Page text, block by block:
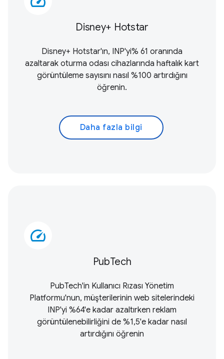
Disney+ Hotstar
Disney+ Hotstar'ın, INP'yi% 61 oranında
azaltarak oturma odası cihazlarında haftalık kart
görüntüleme sayısını nasıl %100 artırdığını
öğrenin.
Daha fazla bilgi
speed
PubTech
PubTech'in Kullanıcı Rızası Yönetim
Platformu'nun, müşterilerinin web sitelerindeki
INP'yi %64'e kadar azaltırken reklam
görüntülenebilirliğini de %1,5'e kadar nasıl
artırdığını öğrenin